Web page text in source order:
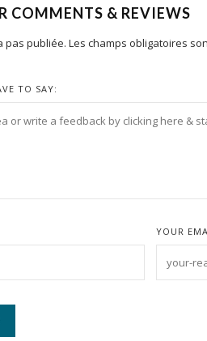
COMMENTS & REVIEWS
pas publiée. Les champs obligatoires
TO SAY:
YOUR